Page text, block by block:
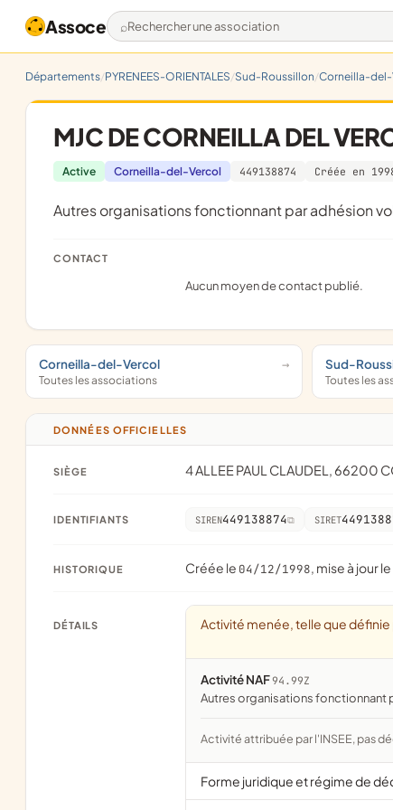
Assoce Rechercher une association
Départements PYRENEES-ORIENTALES Sud-Roussillon Corneilla-del-
MJC DE CORNEILLA DEL
Active Corneilla-del-Vercol 449138874 Créée en
Autres organisations fonctionnant par adhésion
CONTACT
Aucun moyen de contact publié.
Corneilla-del-Vercol
Toutes les associations
Sud-
Toutes les
DONNÉES OFFICIELLES
SIÈGE 4 ALLEE PAUL CLAUDEL, 66200
IDENTIFIANTS SIREN449138874 SIRET
HISTORIQUE Créée le 04/12/1998, mise à jour le
DÉTAILS Activité menée, telle que
Activité NAF94.99Z
Autres organisations fonctionnant
Activité attribuée par l'INSEE, pas
Forme juridique et régime de